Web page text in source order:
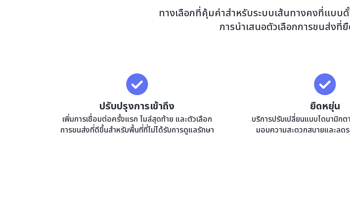
ทางเลือกที่คุ้มค่าสำหรับระบบเส้นทางคงที่แบบ
การนำเสนอตัวเลือกการขนส่ง
ปรับปรุงการเข้าถึง
เพิ่มการเชื่อมต่อครั้งแรก ไมล์สุดท้าย และตัวเลือก
การขนส่งที่ดีขึ้นสำหรับพื้นที่ที่ไม่ได้รับการดูแลรักษา
ยืดหยุ่น
บริการปรับเปลี่ยนแบบไดนามิก
มอบความสะดวกสบายและลดร